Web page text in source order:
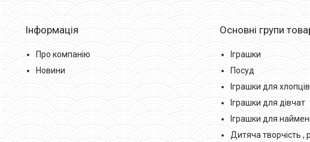
Інформація
Про компанію
Новини
Основні групи
Іграшки
Посуд
Іграшки для хлопців
Іграшки для дівчат
Іграшки для
Дитяча творчість ,